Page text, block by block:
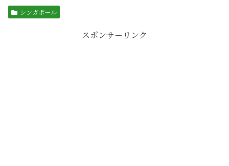
シンガポール
スポンサーリンク